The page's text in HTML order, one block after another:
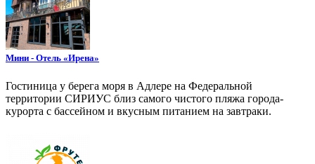
Мини - Отель «Ирена»
Гостиница у берега моря в Адлере на Федеральной
территории СИРИУС близ самого чистого пляжа города-
курорта с бассейном и вкусным питанием на завтраки.